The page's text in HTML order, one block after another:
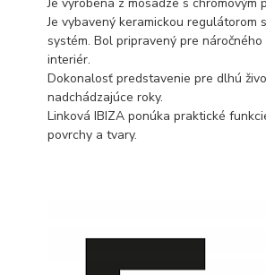
Je vybavený keramickou regulátorom
systém. Bol pripravený pre
interiér.
Dokonalosť predstavenie pre dlhú
nadchádzajúce roky.
Linková IBIZA ponúka praktické
povrchy a tvary.